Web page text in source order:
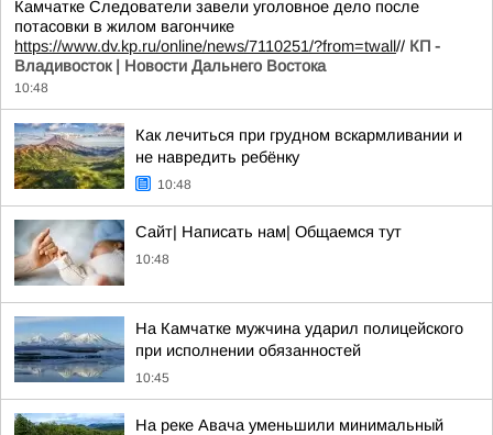
Камчатке Следователи завели уголовное дело после
потасовки в жилом вагончике
https://www.dv.kp.ru/online/news/7110251/?from=twall// КП -
Владивосток | Новости Дальнего Востока
10:48
Как лечиться при грудном вскармливании и
не навредить ребёнку
10:48
Сайт| Написать нам| Общаемся тут
10:48
На Камчатке мужчина ударил полицейского
при исполнении обязанностей
10:45
На реке Авача уменьшили минимальный